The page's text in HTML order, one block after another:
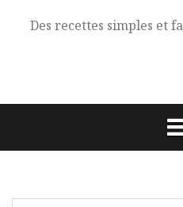
Des recettes simples et